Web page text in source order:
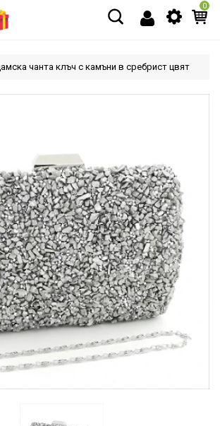
0
чанта клъч с камъни в сребрист цвят